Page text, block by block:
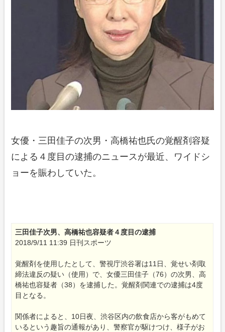
女優・三田佳子の次男・高橋祐也氏の覚醒剤容疑
による４度目の逮捕のニュースが最近、ワイドシ
ョーを賑わしていた。
三田佳子次男、高橋祐也容疑者４度目の逮捕
2018/9/11 11:39 日刊スポーツ
覚醒剤を使用したとして、警視庁渋谷署は11日、覚せい剤取
締法違反の疑い（使用）で、女優三田佳子（76）の次男、高
橋祐也容疑者（38）を逮捕した。覚醒剤関連での逮捕は4度
目となる。
関係者によると、10日夜、渋谷区内の飲食店から客がもめて
いるという趣旨の通報があり、警察官が駆けつけ、様子がお